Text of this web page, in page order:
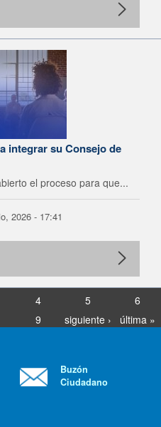
integrar su Consejo de
el proceso para que...
2026 - 17:41
4 5
6
9 siguiente › última »
Buzón
Ciudadano